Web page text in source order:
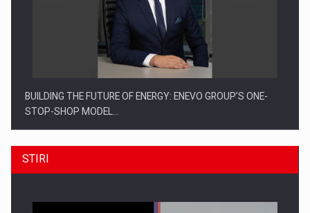
BUILDING THE FUTURE OF ENERGY: ENEVO GROUP’S ONE-
STOP-SHOP MODEL…
STIRI